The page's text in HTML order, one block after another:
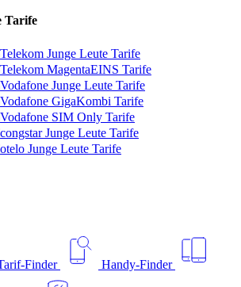
Tarife
Telekom Junge Leute Tarife
Telekom MagentaEINS Tarife
Vodafone Junge Leute Tarife
Vodafone GigaKombi Tarife
Vodafone SIM Only Tarife
congstar Junge Leute Tarife
otelo Junge Leute Tarife
Finder Handy-Finder